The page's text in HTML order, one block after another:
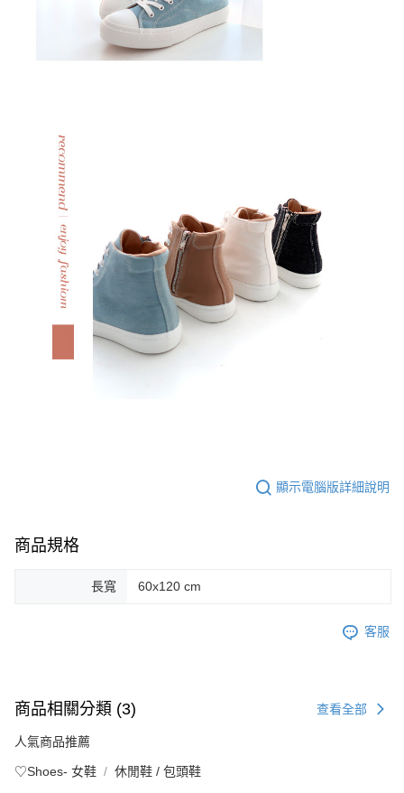
顯示電腦版詳細說明
商品規格
長寬 60x120 cm
客服
商品相關分類 (3) 查看全部
人氣商品推薦
♡Shoes- 女鞋 休閒鞋 / 包頭鞋